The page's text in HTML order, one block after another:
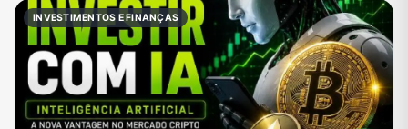
INVESTIMENTOS E FINANÇAS